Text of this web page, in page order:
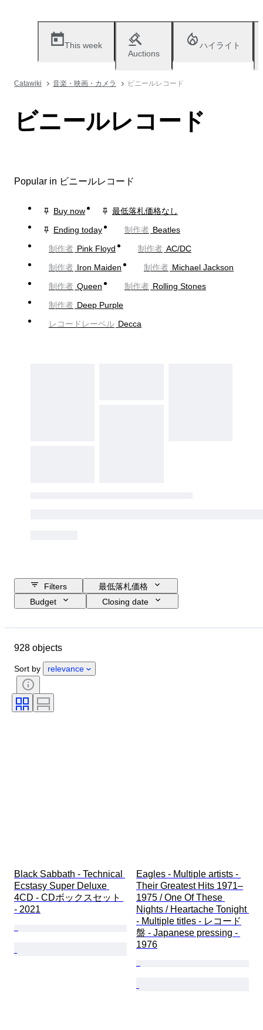
This week
Auctions
ハイライト
Catawiki 音楽・映画・カメラ ビニールレコード
ビニールレコード
Popular in ビニールレコード
Buy now
最低落札価格なし
Ending today
制作者 Beatles
制作者 Pink Floyd 制作者 AC/DC
制作者 Iron Maiden 制作者 Michael Jackson
制作者 Queen 制作者 Rolling Stones
制作者 Deep Purple
レコードレーベル Decca
Filters
最低落札価格
Budget
Closing date
コンディション
時代
主題
技法
署名
装丁
テスト済み動作品
928 objects
Sort by relevance
Black Sabbath - Technical
Ecstasy Super Deluxe
4CD - CDボックスセット
- 2021
Eagles - Multiple artists -
Their Greatest Hits 1971–
1975 / One Of These
Nights / Heartache Tonight
- Multiple titles - レコード
盤 - Japanese pressing -
1976